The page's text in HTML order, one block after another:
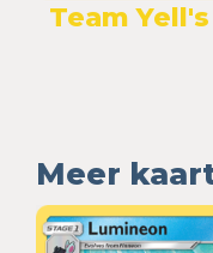
Team
Meer